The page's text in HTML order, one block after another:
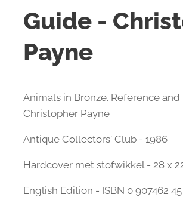
Guide -
Payne
Animals in Bronze. Reference and
Christopher Payne
Antique Collectors' Club - 1986
Hardcover met stofwikkel - 28 x
English Edition - ISBN 0 907462